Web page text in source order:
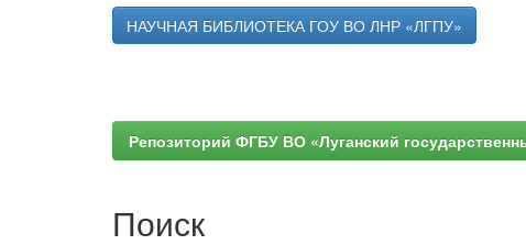
НАУЧНАЯ БИБЛИОТЕКА ГОУ ВО ЛНР «ЛГПУ»
Репозиторий ФГБУ ВО «Луганский
Поиск